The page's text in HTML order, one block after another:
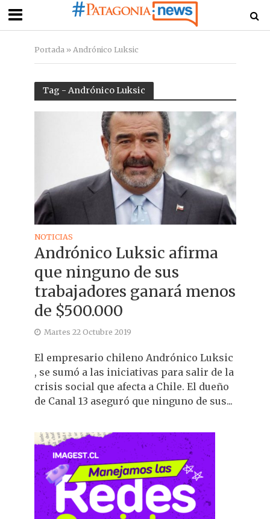
Portada» Andrónico Luksic
Tag - Andrónico Luksic
NOTICIAS
Andrónico Luksic afirma
que ninguno de sus
trabajadores ganará menos
de $500.000
Martes 22 Octubre 2019
El empresario chileno Andrónico Luksic
, se sumó a las iniciativas para salir de la
crisis social que afecta a Chile. El dueño
de Canal 13 aseguró que ninguno de sus...